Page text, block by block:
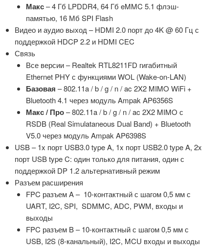
Макс– 4 Гб LPDDR4, 64 Гб eMMC 5.1 флэш-
памятью, 16 Мб SPI Flash
Видео и аудио выход – HDMI 2.0 порт до 4K @ 60 Гц с
поддержкой HDCP 2.2 и HDMI CEC
Связь
Все версии – Realtek RTL8211FD гигабитный
Ethernet PHY с функциями WOL (Wake-on-LAN)
Базовая – 802.11a / b / g / n / ac 2X2 MIMO WiFi +
Bluetooth 4.1 через модуль Ampak AP6356S
Макс / Про– 802.11a / b / g / n / ac 2X2 MIMO с
RSDB (Real Simulataneous Dual Band) + Bluetooth
V5.0 через модуль Ampak AP6398S
USB – 1x порт USB3.0 type A, 1x порт USB2.0 type A, 2x
порт USB type C: один только для питания, один с
поддержкой DP 1.2 альтернативный режим
Разъем расширения
FPC разъем A – 10-контактный с шагом 0,5 мм с
UART, I2C, SPI, SDMMC, ADC, PWM, входы и
выходы
FPC разъем B – 10-контактный с шагом 0,5 мм с
USB, I2S (8-канальный), I2C, MCU входы и выходы